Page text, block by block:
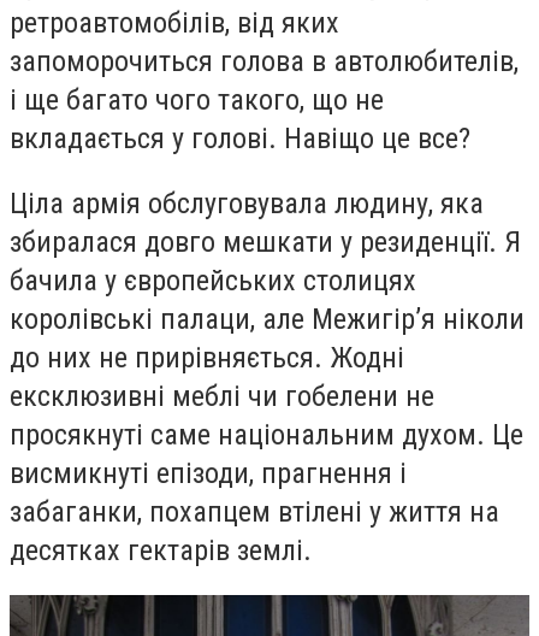
ретроавтомобілів, від яких
запоморочиться голова в автолюбителів,
і ще багато чого такого, що не
вкладається у голові. Навіщо це все?
Ціла армія обслуговувала людину, яка
збиралася довго мешкати у резиденції. Я
бачила у європейських столицях
королівські палаци, але Межигір’я ніколи
до них не прирівняється. Жодні
ексклюзивні меблі чи гобелени не
просякнуті саме національним духом. Це
висмикнуті епізоди, прагнення і
забаганки, похапцем втілені у життя на
десятках гектарів землі.